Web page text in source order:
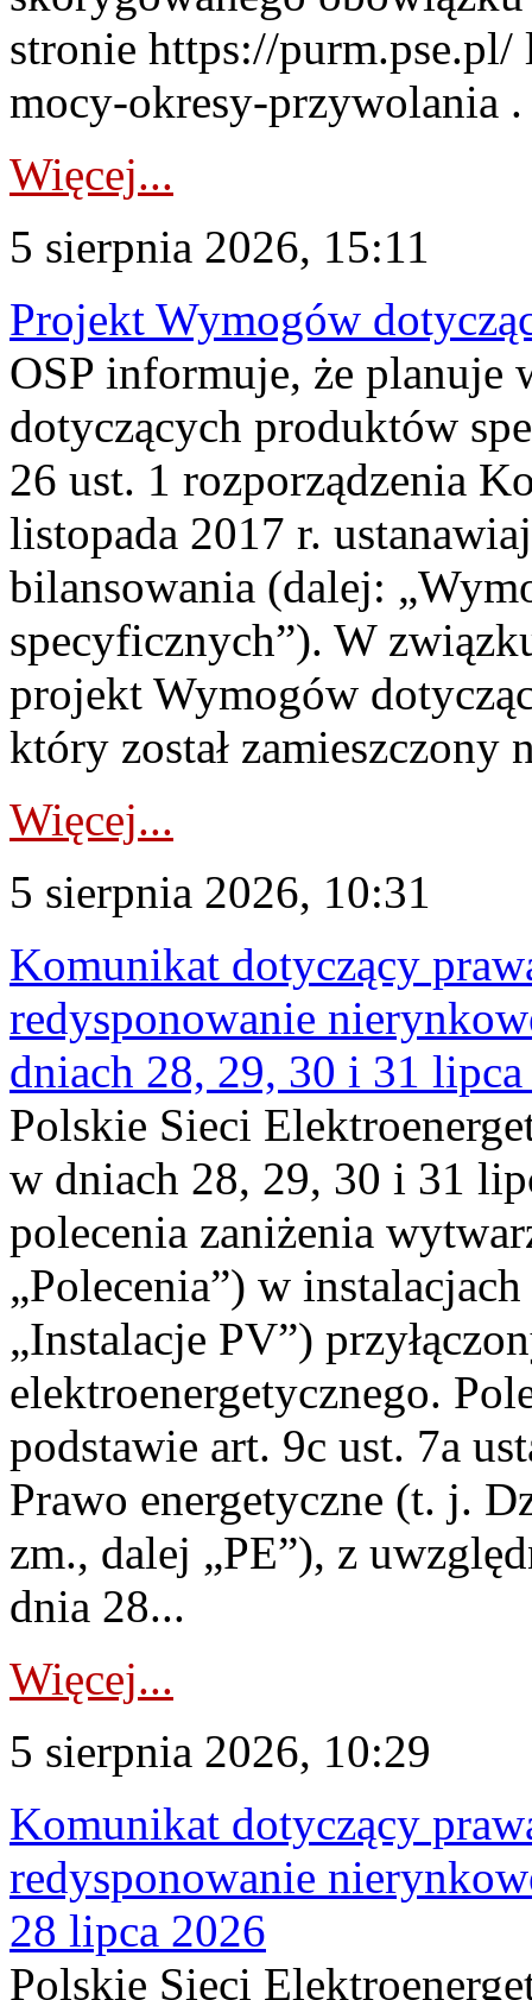
stronie https://
mocy-okresy-przywolania
Więcej...
5 sierpnia 2026, 15:11
Projekt Wymogów
OSP informuje, że planuje
dotyczących produktów
26 ust. 1 rozporządzenia
listopada 2017 r.
bilansowania (dalej:
specyficznych”). W
projekt Wymogów
który został zamieszczony
Więcej...
5 sierpnia 2026, 10:31
Komunikat dotyczący
redysponowanie
dniach 28, 29, 30 i 31
Polskie Sieci
w dniach 28, 29, 30 i 31
polecenia zaniżenia
„Polecenia”) w
„Instalacje PV”)
elektroenergetycznego.
podstawie art. 9c ust. 7a
Prawo energetyczne (t. j.
zm., dalej „PE”), z
dnia 28...
Więcej...
5 sierpnia 2026, 10:29
Komunikat dotyczący
redysponowanie
28 lipca 2026
Polskie Sieci